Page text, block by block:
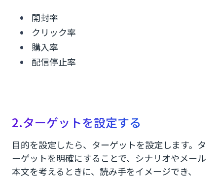
開封率
クリック率
購入率
配信停止率
2.ターゲットを設定する
目的を設定したら、ターゲットを設定します。タ
ーゲットを明確にすることで、シナリオやメール
本文を考えるときに、読み手をイメージでき、